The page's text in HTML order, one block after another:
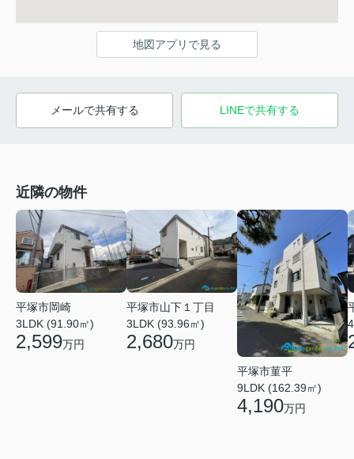
地図アプリで見る
メールで共有する LINEで共有する
近隣の物件
平塚市岡崎
3LDK (91.90㎡)
2,599万円
平塚市山下１丁目
3LDK (93.96㎡)
2,680万円
平塚市菫平
9LDK (162.39㎡)
4,190万円